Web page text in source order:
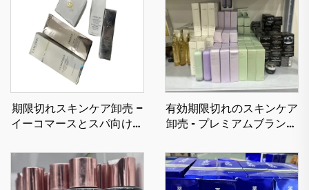
期限切れスキンケア卸売 –
イーコマースとスパ向けの
ースキンケア
有効期限切れのスキンケア
卸売 - プレミアムブランド
小売業者向けに提供